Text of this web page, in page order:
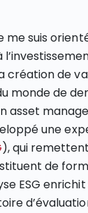
me suis
création de
monde de
asset
une
), qui
de
ESG